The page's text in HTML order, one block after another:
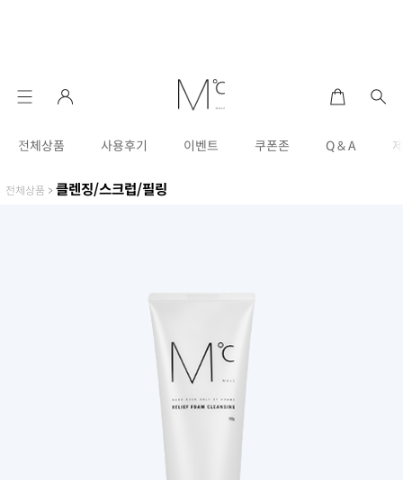
전체상품 사용후기 이벤트 쿠폰존 Q & A
전체상품 > 클렌징/스크럽/필링